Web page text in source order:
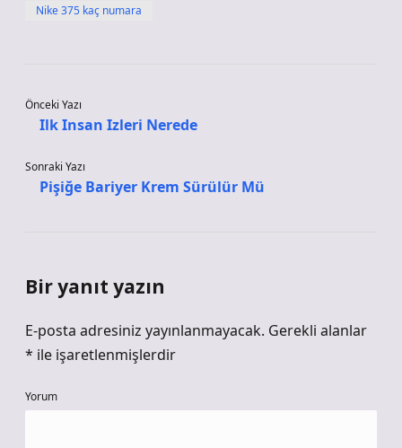
Nike 375 kaç numara
Önceki Yazı
Ilk Insan Izleri Nerede
Sonraki Yazı
Pişiğe Bariyer Krem Sürülür Mü
Bir yanıt yazın
E-posta adresiniz yayınlanmayacak. Gerekli alanlar
* ile işaretlenmişlerdir
Yorum